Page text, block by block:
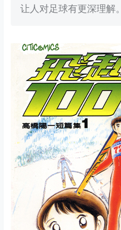
让人对足球有更深理解。